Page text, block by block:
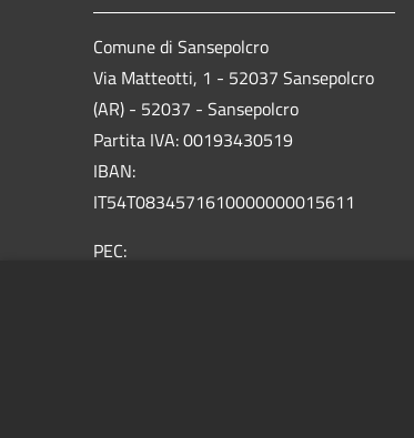
Comune di Sansepolcro
Via Matteotti, 1 - 52037 Sansepolcro
(AR) - 52037 - Sansepolcro
Partita IVA: 00193430519
IBAN:
IT54T0834571610000000015611
PEC: